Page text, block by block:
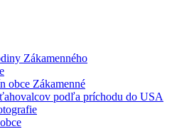
Zákamenného
obce Zákamenné
podľa príchodu do USA